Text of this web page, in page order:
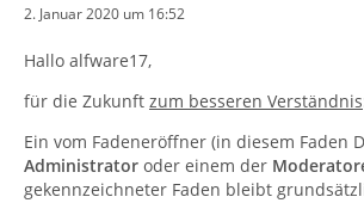
2. Januar 2020 um 16:52
Hallo alfware17,
für die Zukunft zum besseren Verständnis
Ein vom Fadeneröffner (in diesem Faden
Administrator oder einem der
gekennzeichneter Faden bleibt